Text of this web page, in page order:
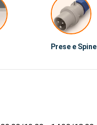
Prese e Spine